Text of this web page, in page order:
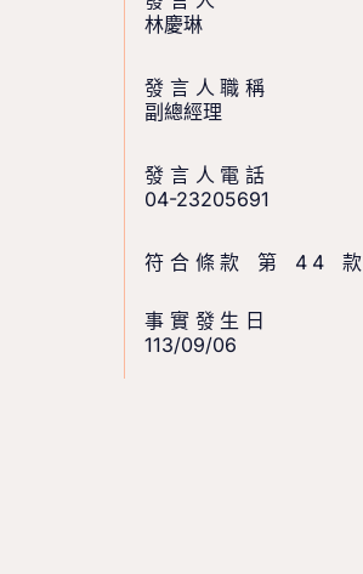
林慶琳
發言人職稱
副總經理
發言人電話
04-23205691
符合條款 第 44 款
事實發生日
113/09/06 ​